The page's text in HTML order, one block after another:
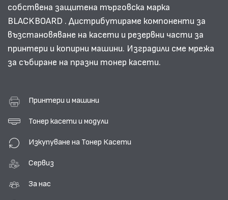
собствена защитена търговска марка
BLACKBOARD . Дистрибутираме компоненти за
възстановяване на касети и резервни части за
принтери и копирни машини. Изградили сме мрежа
за събиране на празни тонер касети.
Принтери и машини
Тонер касети и модули
Изкупуване на Тонер Касети
Сервиз
За нас